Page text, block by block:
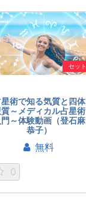
セット
術で知る気質と四体
～メディカル占星術
門～体験動画（登石麻
恭子）
無料
0